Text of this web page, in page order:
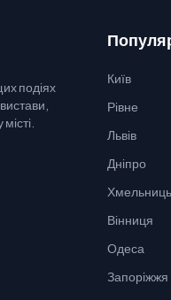
подіях
Київ
Рівне
Львів
Дніпро
Вінниця
Одеса
Запоріжжя